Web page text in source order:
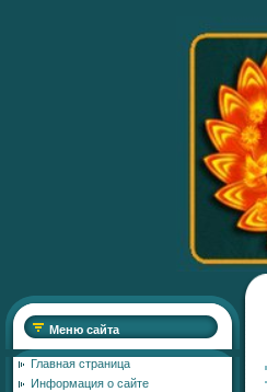
Меню сайта
Главная страница
Информация о сайте